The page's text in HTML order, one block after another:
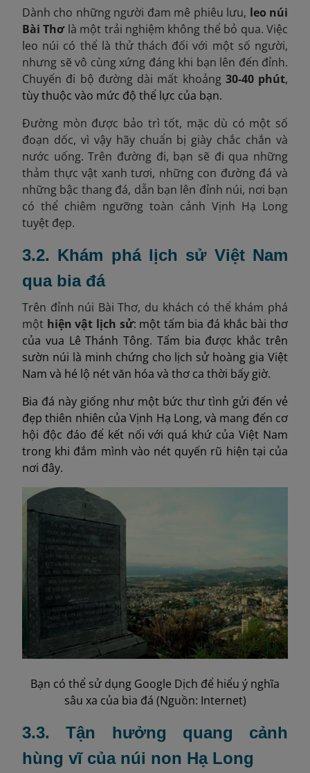
Dành cho những người đam mê phiêu lưu, leo núi
Bài Thơ là một trải nghiệm không thể bỏ qua. Việc
leo núi có thể là thử thách đối với một số người,
nhưng sẽ vô cùng xứng đáng khi bạn lên đến đỉnh.
Chuyến đi bộ đường dài mất khoảng 30-40 phút,
tùy thuộc vào mức độ thể lực của bạn.
Đường mòn được bảo trì tốt, mặc dù có một số
đoạn dốc, vì vậy hãy chuẩn bị giày chắc chắn và
nước uống. Trên đường đi, bạn sẽ đi qua những
thảm thực vật xanh tươi, những con đường đá và
những bậc thang đá, dẫn bạn lên đỉnh núi, nơi bạn
có thể chiêm ngưỡng toàn cảnh Vịnh Hạ Long
tuyệt đẹp.
3.2. Khám phá lịch sử Việt Nam
qua bia đá
Trên đỉnh núi Bài Thơ, du khách có thể khám phá
một hiện vật lịch sử: một tấm bia đá khắc bài thơ
của vua Lê Thánh Tông. Tấm bia được khắc trên
sườn núi là minh chứng cho lịch sử hoàng gia Việt
Nam và hé lộ nét văn hóa và thơ ca thời bấy giờ.
Bia đá này giống như một bức thư tình gửi đến vẻ
đẹp thiên nhiên của Vịnh Hạ Long, và mang đến cơ
hội độc đáo để kết nối với quá khứ của Việt Nam
trong khi đắm mình vào nét quyến rũ hiện tại của
nơi đây.
Bạn có thể sử dụng Google Dịch để hiểu ý nghĩa
sâu xa của bia đá (Nguồn: Internet)
3.3. Tận hưởng quang cảnh
hùng vĩ của núi non Hạ Long